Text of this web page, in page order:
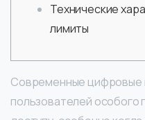
Технические
лимиты
Современные цифровые
пользователей особого